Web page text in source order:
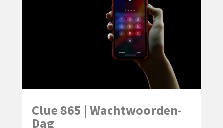
Clue 865 | Wachtwoorden-
Dag